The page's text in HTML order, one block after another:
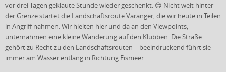
vor drei Tagen geklaute Stunde wieder geschenkt. 😊 Nicht weit hinter
der Grenze startet die Landschaftsroute Varanger, die wir heute in Teilen
in Angriff nahmen. Wir hielten hier und da an den Viewpoints,
unternahmen eine kleine Wanderung auf den Klubben. Die Straße
gehört zu Recht zu den Landschaftsrouten – beeindruckend führt sie
immer am Wasser entlang in Richtung Eismeer.